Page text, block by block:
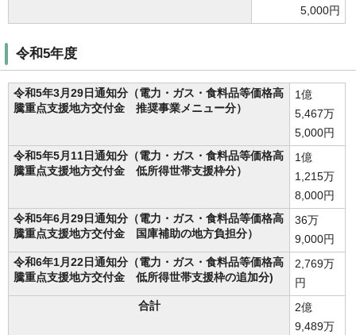
5,000円
令和5年度
令和5年3月29日通知分（電力・ガス・食料品等価格高
騰重点支援地方交付金 推奨事業メニュー分）
1億
5,467万
5,000円
令和5年5月11日通知分（電力・ガス・食料品等価格高
騰重点支援地方交付金 低所得世帯支援枠分）
1億
1,215万
8,000円
令和5年6月29日通知分（電力・ガス・食料品等価格高
騰重点支援地方交付金 国庫補助の地方負担分）
36万
9,000円
令和6年1月22日通知分（電力・ガス・食料品等価格高
騰重点支援地方交付金 低所得世帯支援枠の追加分)
2,769万
円
合計
2億
9,489万